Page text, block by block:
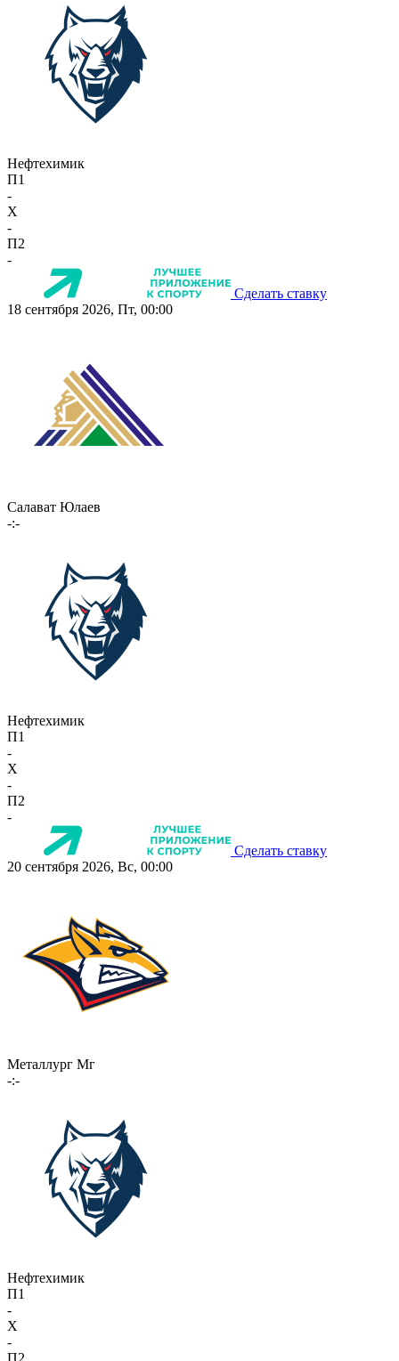
Нефтехимик
П1
-
X
-
П2
-
Сделать ставку
18 сентября 2026, Пт, 00:00
Салават Юлаев
-:-
Нефтехимик
П1
-
X
-
П2
-
Сделать ставку
20 сентября 2026, Вс, 00:00
Металлург Мг
-:-
Нефтехимик
П1
-
X
-
П2